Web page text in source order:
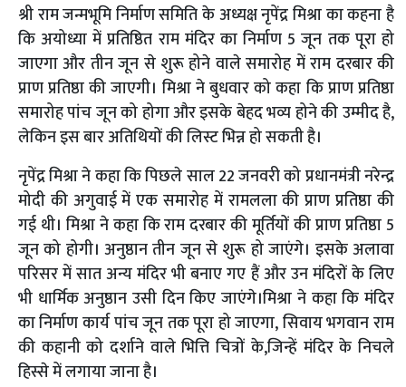
श्री राम जन्मभूमि निर्माण समिति के अध्यक्ष नृपेंद्र मिश्रा का कहना है
कि अयोध्या में प्रतिष्ठित राम मंदिर का निर्माण 5 जून तक पूरा हो
जाएगा और तीन जून से शुरू होने वाले समारोह में राम दरबार की
प्राण प्रतिष्ठा की जाएगी। मिश्रा ने बुधवार को कहा कि प्राण प्रतिष्ठा
समारोह पांच जून को होगा और इसके बेहद भव्य होने की उम्मीद है,
लेकिन इस बार अतिथियों की लिस्ट भिन्न हो सकती है।
नृपेंद्र मिश्रा ने कहा कि पिछले साल 22 जनवरी को प्रधानमंत्री नरेन्द्र
मोदी की अगुवाई में एक समारोह में रामलला की प्राण प्रतिष्ठा की
गई थी। मिश्रा ने कहा कि राम दरबार की मूर्तियों की प्राण प्रतिष्ठा 5
जून को होगी। अनुष्ठान तीन जून से शुरू हो जाएंगे। इसके अलावा
परिसर में सात अन्य मंदिर भी बनाए गए हैं और उन मंदिरों के लिए
भी धार्मिक अनुष्ठान उसी दिन किए जाएंगे।मिश्रा ने कहा कि मंदिर
का निर्माण कार्य पांच जून तक पूरा हो जाएगा, सिवाय भगवान राम
की कहानी को दर्शाने वाले भित्ति चित्रों के,जिन्हें मंदिर के निचले
हिस्से में लगाया जाना है।